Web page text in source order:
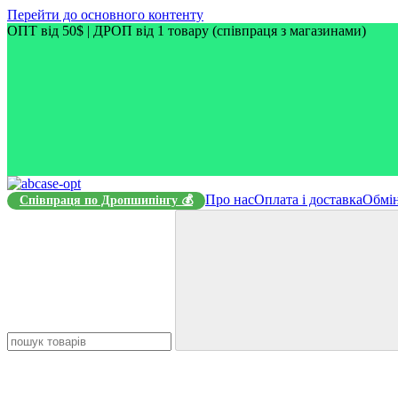
Перейти до основного контенту
ОПТ від 50$ | ДРОП від 1 товару (співпраця з магазинами)
Співпраця по Дропшипінгу 💰 Про насОплата і доставка